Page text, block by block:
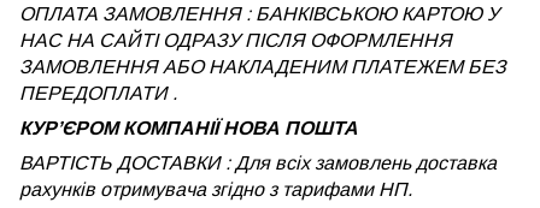
ОПЛАТА ЗАМОВЛЕННЯ : БАНКІВСЬКОЮ КАРТОЮ У
НАС НА САЙТІ ОДРАЗУ ПІСЛЯ ОФОРМЛЕННЯ
ЗАМОВЛЕННЯ АБО НАКЛАДЕНИМ ПЛАТЕЖЕМ БЕЗ
ПЕРЕДОПЛАТИ .
КУРʼЄРОМ КОМПАНІЇ НОВА ПОШТА
ВАРТІСТЬ ДОСТАВКИ : Для всіх замовлень доставка
рахунків отримувача згідно з тарифами НП.